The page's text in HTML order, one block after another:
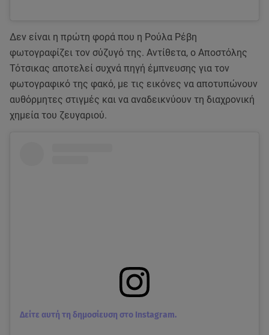
Δεν είναι η πρώτη φορά που η Ρούλα Ρέβη
φωτογραφίζει τον σύζυγό της. Αντίθετα, ο Αποστόλης
Τότσικας αποτελεί συχνά πηγή έμπνευσης για τον
φωτογραφικό της φακό, με τις εικόνες να αποτυπώνουν
αυθόρμητες στιγμές και να αναδεικνύουν τη διαχρονική
χημεία του ζευγαριού.
Δείτε αυτή τη δημοσίευση στο Instagram.